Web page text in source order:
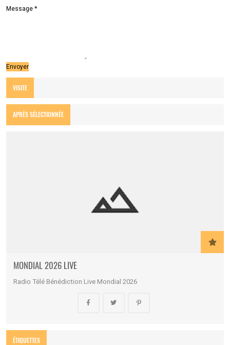
Message *
VISITE
APRÈS SÉLECTIONNÉE
MONDIAL 2026 LIVE
Radio Télé Bénédiction Live Mondial 2026
ÉTIQUETTES